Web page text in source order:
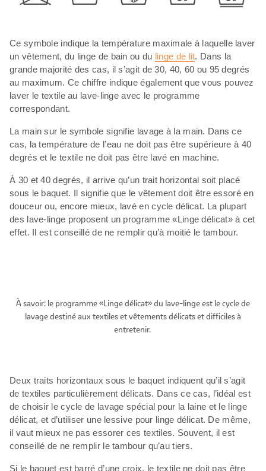
Ce symbole indique la température maximale à laquelle laver
un vêtement, du linge de bain ou du linge de lit. Dans la
grande majorité des cas, il s’agit de 30, 40, 60 ou 95 degrés
au maximum. Ce chiffre indique également que vous pouvez
laver le textile au lave-linge avec le programme
correspondant.
La main sur le symbole signifie lavage à la main. Dans ce
cas, la température de l’eau ne doit pas être supérieure à 40
degrés et le textile ne doit pas être lavé en machine.
À 30 et 40 degrés, il arrive qu’un trait horizontal soit placé
sous le baquet. Il signifie que le vêtement doit être essoré en
douceur ou, encore mieux, lavé en cycle délicat. La plupart
des lave-linge proposent un programme «Linge délicat» à cet
effet. Il est conseillé de ne remplir qu’à moitié le tambour.
À savoir: le programme «Linge délicat» du lave-linge est le cycle de
lavage destiné aux textiles et vêtements délicats et difficiles à
entretenir.
Deux traits horizontaux sous le baquet indiquent qu’il s’agit
de textiles particulièrement délicats. Dans ce cas, l’idéal est
de choisir le cycle de lavage spécial pour la laine et le linge
délicat, et d’utiliser une lessive pour linge délicat. De même,
il vaut mieux ne pas essorer ces textiles. Souvent, il est
conseillé de ne remplir le tambour qu’au tiers.
Si le baquet est barré d’une croix, le textile ne doit pas être